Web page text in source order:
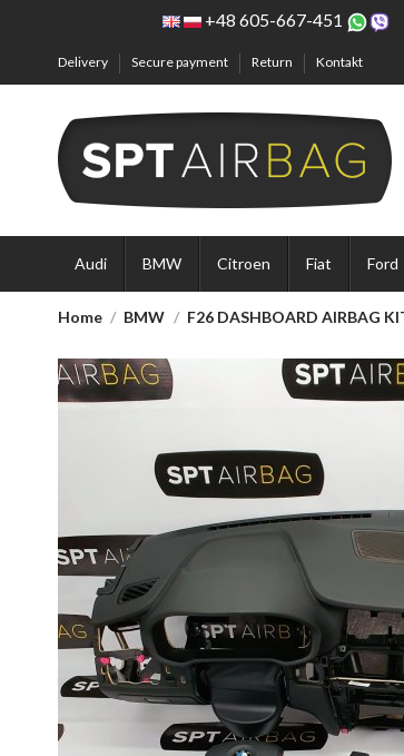
+48 605-667-451
Delivery Secure payment Return Kontakt
Audi BMW Citroen Fiat Ford
Home BMW F26 DASHBOARD AIRBAG